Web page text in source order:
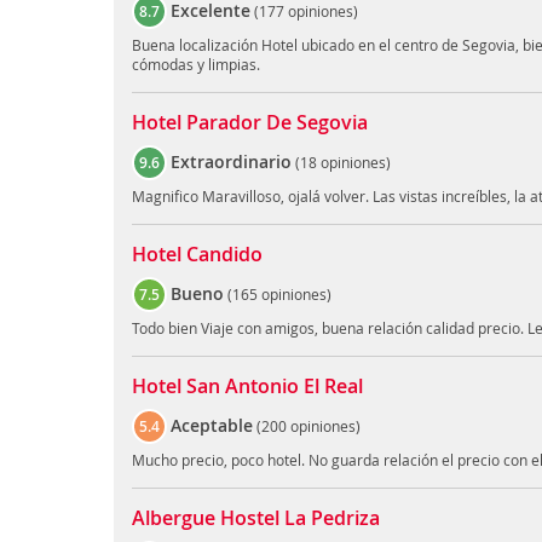
8.7 Excelente(177 opiniones)
Buena localización Hotel ubicado en el centro de Segovia,
cómodas y limpias.
Hotel Parador De Segovia
9.6 Extraordinario (18 opiniones)
Magnifico Maravilloso, ojalá volver. Las vistas increíbles, la
Hotel Candido
7.5 Bueno (165 opiniones)
Todo bien Viaje con amigos, buena relación calidad precio.
Hotel San Antonio El Real
5.4 Aceptable(200 opiniones)
Mucho precio, poco hotel. No guarda relación el precio con
Albergue Hostel La Pedriza